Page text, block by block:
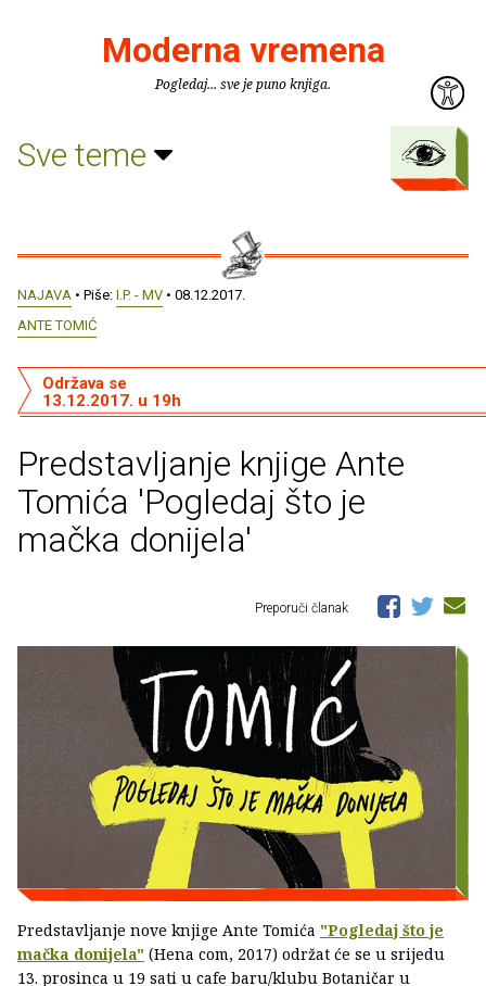
Moderna vremena
Pogledaj... sve je puno knjiga.
Sve teme
NAJAVA • Piše: I.P. - MV • 08.12.2017.
ANTE TOMIĆ
Predstavljanje knjige Ante
Tomića 'Pogledaj što je
mačka donijela'
Održava se
13.12.2017. u 19h
Preporuči članak
Predstavljanje nove knjige Ante Tomića "Pogledaj što je
mačka donijela" (Hena com, 2017) održat će se u srijedu
13. prosinca u 19 sati u cafe baru/klubu Botaničar u